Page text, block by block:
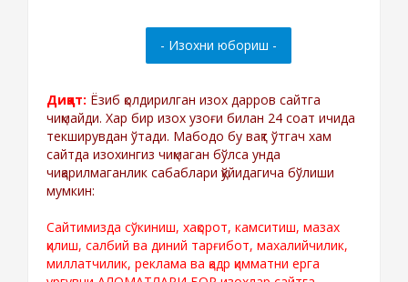
Диққат: Ёзиб қолдирилган изох дарров сайтга
чиқмайди. Хар бир изох узоғи билан 24 соат ичида
текширувдан ўтади. Мабодо бу вақт ўтгач хам
сайтда изохингиз чиқмаган бўлса унда
чиқарилмаганлик сабаблари қўйидагича бўлиши
мумкин:
Сайтимизда сўкиниш, хақорот, камситиш, мазах
қилиш, салбий ва диний тарғибот, махалийчилик,
миллатчилик, реклама ва қадр қимматни ерга